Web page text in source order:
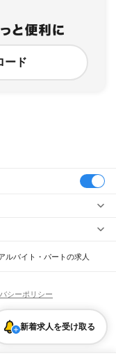
ード
郷駅
肉・鮮魚加工
（BAR）・バーテンダー
ジャー）
自由ひげOKネイルOK
外国人活躍中
ルバイト・パートの求人
新着求人を受け取る
シーポリシー